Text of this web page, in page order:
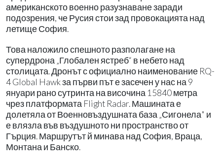
американското военно разузнаване заради
подозрения, че Русия стои зад провокацията над
летище София.
Това наложило спешното разполагане на
супердрона „Глобален ястреб“ в небето над
столицата. Дронът с официално наименование RQ-
4 Global Hawk за първи път е засечен у нас на 9
януари рано сутринта на височина 15840 метра
чрез платформата Flight Radar. Машината е
долетяла от Военновъздушната база „Сигонела" и
е влязла във въздушното ни пространство от
Гърция. Маршрутът й минава над София, Враца,
Монтана и Банско.